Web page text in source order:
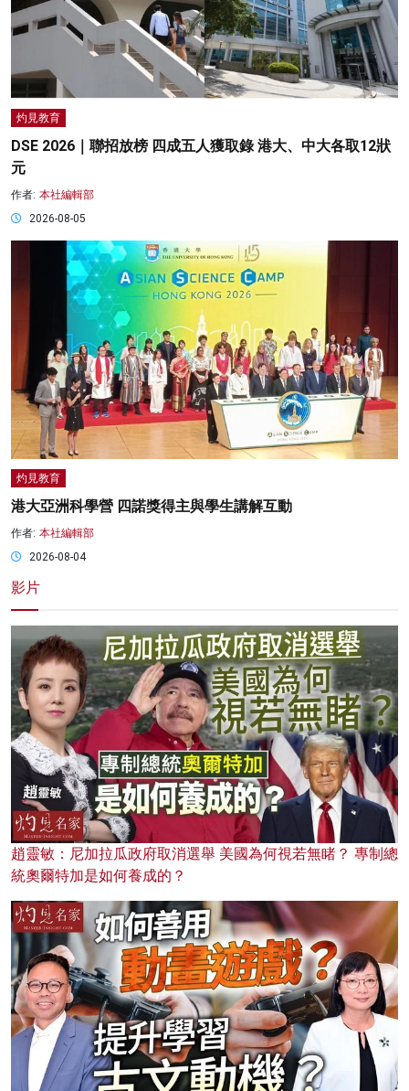
灼見教育
DSE 2026｜聯招放榜 四成五人獲取錄 港大、中大各取12狀
元
作者: 本社編輯部
2026-08-05
灼見教育
港大亞洲科學營 四諾獎得主與學生講解互動
作者: 本社編輯部
2026-08-04
影片
趙靈敏：尼加拉瓜政府取消選舉 美國為何視若無睹？ 專制總
統奧爾特加是如何養成的？